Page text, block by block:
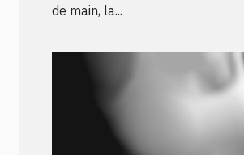
de main, la...